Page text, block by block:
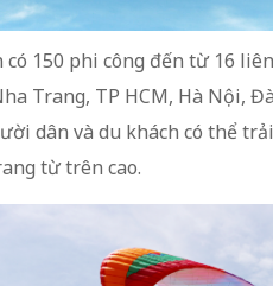
150 phi công đến từ 16
Trang, TP HCM, Hà Nội,
dân và du khách có thể
từ trên cao.